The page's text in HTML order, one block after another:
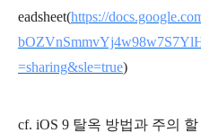
eadsheet(https://
=sharing&sle=true)
cf. iOS 9 탈옥 방법과 주의